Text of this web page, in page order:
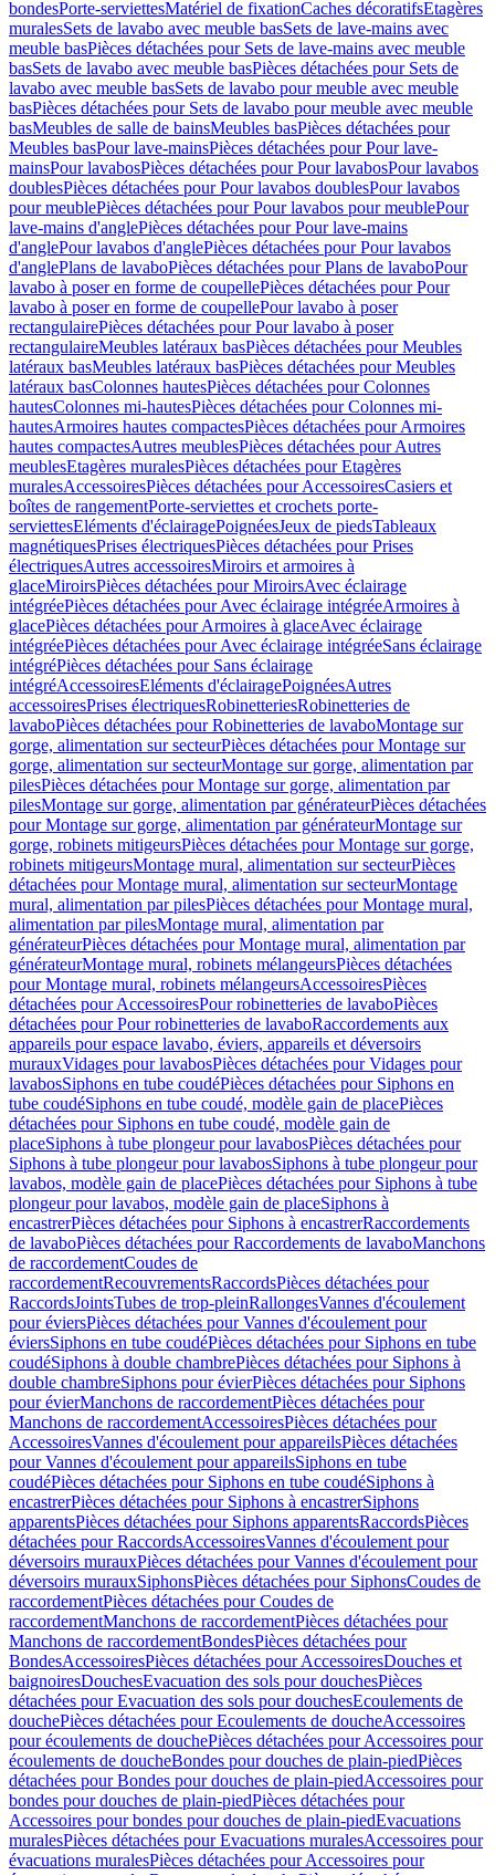
bondesPorte-serviettesMatériel de fixationCaches décoratifsEtagères
muralesSets de lavabo avec meuble basSets de lave-mains avec
meuble basPièces détachées pour Sets de lave-mains avec meuble
basSets de lavabo avec meuble basPièces détachées pour Sets de
lavabo avec meuble basSets de lavabo pour meuble avec meuble
basPièces détachées pour Sets de lavabo pour meuble avec meuble
basMeubles de salle de bainsMeubles basPièces détachées pour
Meubles basPour lave-mainsPièces détachées pour Pour lave-
mainsPour lavabosPièces détachées pour Pour lavabosPour lavabos
doublesPièces détachées pour Pour lavabos doublesPour lavabos
pour meublePièces détachées pour Pour lavabos pour meublePour
lave-mains d'anglePièces détachées pour Pour lave-mains
d'anglePour lavabos d'anglePièces détachées pour Pour lavabos
d'anglePlans de lavaboPièces détachées pour Plans de lavaboPour
lavabo à poser en forme de coupellePièces détachées pour Pour
lavabo à poser en forme de coupellePour lavabo à poser
rectangulairePièces détachées pour Pour lavabo à poser
rectangulaireMeubles latéraux basPièces détachées pour Meubles
latéraux basMeubles latéraux basPièces détachées pour Meubles
latéraux basColonnes hautesPièces détachées pour Colonnes
hautesColonnes mi-hautesPièces détachées pour Colonnes mi-
hautesArmoires hautes compactesPièces détachées pour Armoires
hautes compactesAutres meublesPièces détachées pour Autres
meublesEtagères muralesPièces détachées pour Etagères
muralesAccessoiresPièces détachées pour AccessoiresCasiers et
boîtes de rangementPorte-serviettes et crochets porte-
serviettesEléments d'éclairagePoignéesJeux de piedsTableaux
magnétiquesPrises électriquesPièces détachées pour Prises
électriquesAutres accessoiresMiroirs et armoires à
glaceMiroirsPièces détachées pour MiroirsAvec éclairage
intégréePièces détachées pour Avec éclairage intégréeArmoires à
glacePièces détachées pour Armoires à glaceAvec éclairage
intégréePièces détachées pour Avec éclairage intégréeSans éclairage
intégréPièces détachées pour Sans éclairage
intégréAccessoiresEléments d'éclairagePoignéesAutres
accessoiresPrises électriquesRobinetteriesRobinetteries de
lavaboPièces détachées pour Robinetteries de lavaboMontage sur
gorge, alimentation sur secteurPièces détachées pour Montage sur
gorge, alimentation sur secteurMontage sur gorge, alimentation par
pilesPièces détachées pour Montage sur gorge, alimentation par
pilesMontage sur gorge, alimentation par générateurPièces détachées
pour Montage sur gorge, alimentation par générateurMontage sur
gorge, robinets mitigeursPièces détachées pour Montage sur gorge,
robinets mitigeursMontage mural, alimentation sur secteurPièces
détachées pour Montage mural, alimentation sur secteurMontage
mural, alimentation par pilesPièces détachées pour Montage mural,
alimentation par pilesMontage mural, alimentation par
générateurPièces détachées pour Montage mural, alimentation par
générateurMontage mural, robinets mélangeursPièces détachées
pour Montage mural, robinets mélangeursAccessoiresPièces
détachées pour AccessoiresPour robinetteries de lavaboPièces
détachées pour Pour robinetteries de lavaboRaccordements aux
appareils pour espace lavabo, éviers, appareils et déversoirs
murauxVidages pour lavabosPièces détachées pour Vidages pour
lavabosSiphons en tube coudéPièces détachées pour Siphons en
tube coudéSiphons en tube coudé, modèle gain de placePièces
détachées pour Siphons en tube coudé, modèle gain de
placeSiphons à tube plongeur pour lavabosPièces détachées pour
Siphons à tube plongeur pour lavabosSiphons à tube plongeur pour
lavabos, modèle gain de placePièces détachées pour Siphons à tube
plongeur pour lavabos, modèle gain de placeSiphons à
encastrerPièces détachées pour Siphons à encastrerRaccordements
de lavaboPièces détachées pour Raccordements de lavaboManchons
de raccordementCoudes de
raccordementRecouvrementsRaccordsPièces détachées pour
RaccordsJointsTubes de trop-pleinRallongesVannes d'écoulement
pour éviersPièces détachées pour Vannes d'écoulement pour
éviersSiphons en tube coudéPièces détachées pour Siphons en tube
coudéSiphons à double chambrePièces détachées pour Siphons à
double chambreSiphons pour évierPièces détachées pour Siphons
pour évierManchons de raccordementPièces détachées pour
Manchons de raccordementAccessoiresPièces détachées pour
AccessoiresVannes d'écoulement pour appareilsPièces détachées
pour Vannes d'écoulement pour appareilsSiphons en tube
coudéPièces détachées pour Siphons en tube coudéSiphons à
encastrerPièces détachées pour Siphons à encastrerSiphons
apparentsPièces détachées pour Siphons apparentsRaccordsPièces
détachées pour RaccordsAccessoiresVannes d'écoulement pour
déversoirs murauxPièces détachées pour Vannes d'écoulement pour
déversoirs murauxSiphonsPièces détachées pour SiphonsCoudes de
raccordementPièces détachées pour Coudes de
raccordementManchons de raccordementPièces détachées pour
Manchons de raccordementBondesPièces détachées pour
BondesAccessoiresPièces détachées pour AccessoiresDouches et
baignoiresDouchesEvacuation des sols pour douchesPièces
détachées pour Evacuation des sols pour douchesEcoulements de
douchePièces détachées pour Ecoulements de doucheAccessoires
pour écoulements de douchePièces détachées pour Accessoires pour
écoulements de doucheBondes pour douches de plain-piedPièces
détachées pour Bondes pour douches de plain-piedAccessoires pour
bondes pour douches de plain-piedPièces détachées pour
Accessoires pour bondes pour douches de plain-piedEvacuations
muralesPièces détachées pour Evacuations muralesAccessoires pour
évacuations muralesPièces détachées pour Accessoires pour